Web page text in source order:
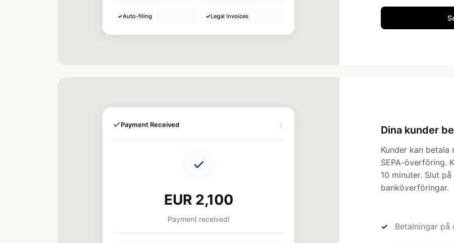
✓Auto-filing ✓Legal Invoices
✓Payment Received ⋮
✓
EUR 1,593
Dina kunder
Kunder kan
SEPA-överföring.
10 minuter. Slut
banköverföringar.
Betalningar på